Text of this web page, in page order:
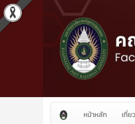
หน้าหลัก เกี่ย